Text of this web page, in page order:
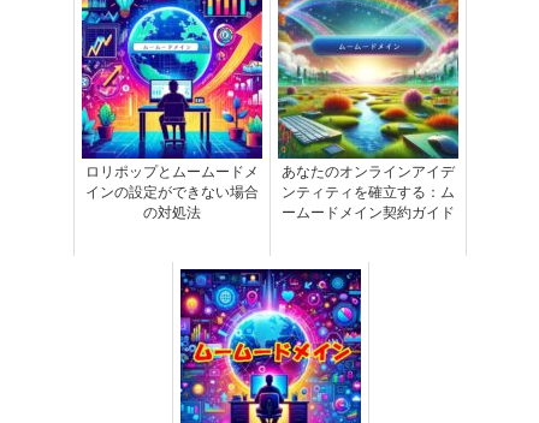
ロリポップとムームードメ
インの設定ができない場合
の対処法
あなたのオンラインアイデ
ンティティを確立する：ム
ームードメイン契約ガイド